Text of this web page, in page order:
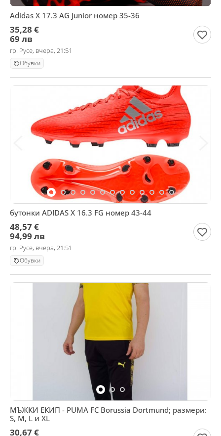
Αdidas X 17.3 AG Junior номер 35-36
35,28 €
69 лв
гр. Русе, вчера, 21:51
Обувки
бутонки ADIDAS X 16.3 FG номер 43-44
48,57 €
94,99 лв
гр. Русе, вчера, 21:51
Обувки
МЪЖКИ ЕКИП - PUMA FC Borussia Dortmund; размери:
S, M, L и XL
30,67 €